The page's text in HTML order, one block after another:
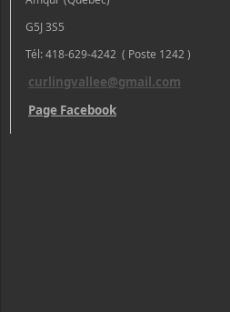
G5J 3S5
Tél: 418-629-4242 ( Poste 1242 )
curlingvallee@gmail.com
Page Facebook